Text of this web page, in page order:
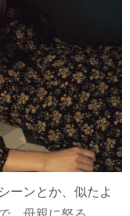
ーンとか、似たよ